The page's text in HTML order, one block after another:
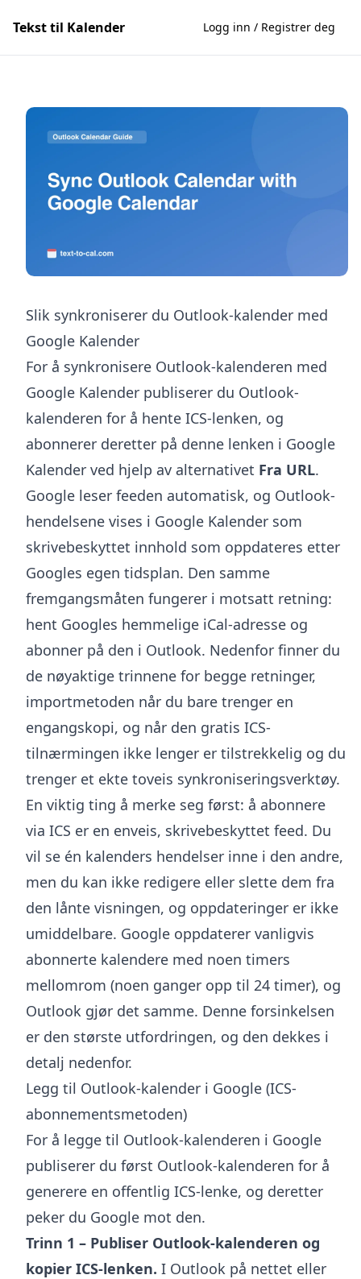
Tekst til Kalender Logg inn / Registrer deg
Slik synkroniserer du Outlook-kalender med
Google Kalender
For å synkronisere Outlook-kalenderen med
Google Kalender publiserer du Outlook-
kalenderen for å hente ICS-lenken, og
abonnerer deretter på denne lenken i Google
Kalender ved hjelp av alternativet Fra URL.
Google leser feeden automatisk, og Outlook-
hendelsene vises i Google Kalender som
skrivebeskyttet innhold som oppdateres etter
Googles egen tidsplan. Den samme
fremgangsmåten fungerer i motsatt retning:
hent Googles hemmelige iCal-adresse og
abonner på den i Outlook. Nedenfor finner du
de nøyaktige trinnene for begge retninger,
importmetoden når du bare trenger en
engangskopi, og når den gratis ICS-
tilnærmingen ikke lenger er tilstrekkelig og du
trenger et ekte toveis synkroniseringsverktøy.
En viktig ting å merke seg først: å abonnere
via ICS er en enveis, skrivebeskyttet feed. Du
vil se én kalenders hendelser inne i den andre,
men du kan ikke redigere eller slette dem fra
den lånte visningen, og oppdateringer er ikke
umiddelbare. Google oppdaterer vanligvis
abonnerte kalendere med noen timers
mellomrom (noen ganger opp til 24 timer), og
Outlook gjør det samme. Denne forsinkelsen
er den største utfordringen, og den dekkes i
detalj nedenfor.
Legg til Outlook-kalender i Google (ICS-
abonnementsmetoden)
For å legge til Outlook-kalenderen i Google
publiserer du først Outlook-kalenderen for å
generere en offentlig ICS-lenke, og deretter
peker du Google mot den.
Trinn 1 – Publiser Outlook-kalenderen og
kopier ICS-lenken. I Outlook på nettet eller